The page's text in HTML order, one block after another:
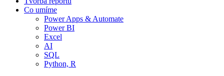
Co umíme
Power Apps & Automate
Power BI
Excel
AI
SQL
Python, R